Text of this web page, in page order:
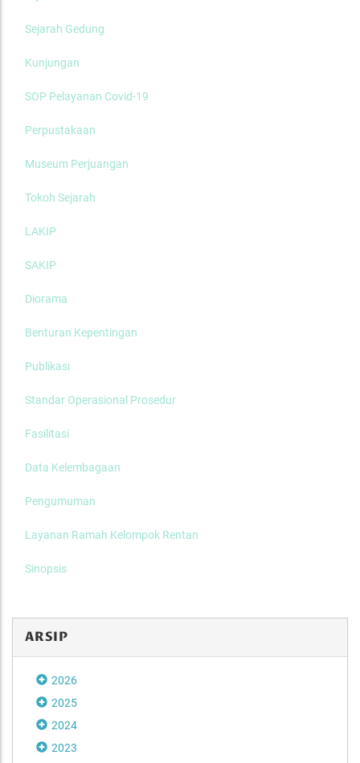
Sejarah Gedung
Kunjungan
SOP Pelayanan Covid-19
Perpustakaan
Museum Perjuangan
Tokoh Sejarah
LAKIP
SAKIP
Diorama
Benturan Kepentingan
Publikasi
Standar Operasional Prosedur
Fasilitasi
Data Kelembagaan
Pengumuman
Layanan Ramah Kelompok Rentan
Sinopsis
ARSIP
2026
2025
2024
2023